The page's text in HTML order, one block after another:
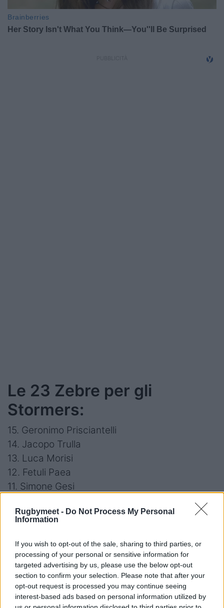
Rugbymeet - Do Not Process My Personal
Information
If you wish to opt-out of the sale, sharing to third parties, or
processing of your personal or sensitive information for
targeted advertising by us, please use the below opt-out
section to confirm your selection. Please note that after your
opt-out request is processed you may continue seeing
interest-based ads based on personal information utilized by
Le 23 Zebre per gli
Stormers:
15. Geronimo Prisciantelli
14. Jacopo Trulla
13. Luca Morisi
12. Fetuli Paea
11. Simone Gesi
9. Alessandro Fusco
7. Samuele Locatelli (Permit Rugby Viadana)
6. Davide Ruggeri
5. Leonard Krumov
4. Matteo Canali
3. Matteo Nocera